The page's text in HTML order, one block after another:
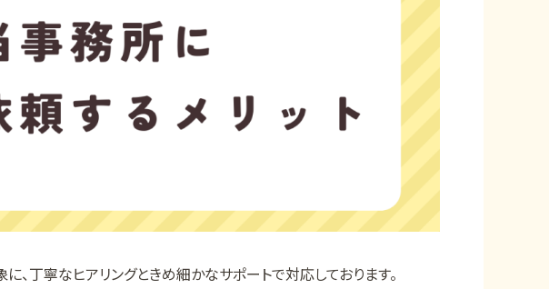
、丁寧なヒアリングときめ細かなサポートで対応しております。